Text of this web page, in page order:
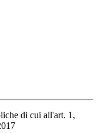
di cui all'art. 1,